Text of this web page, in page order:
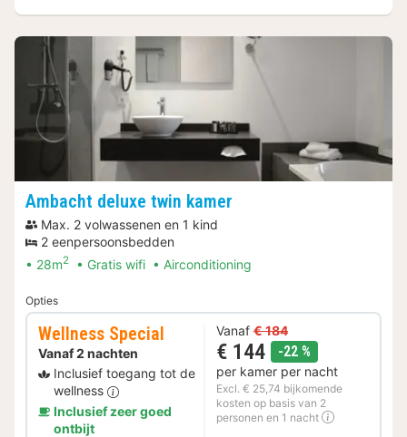
Ambacht deluxe twin kamer
Max. 2 volwassenen en 1 kind
2 eenpersoonsbedden
28m2 Gratis wifi Airconditioning
Opties
Wellness Special
Vanaf 2 nachten
Inclusief toegang tot de
wellness
Inclusief zeer goed
ontbijt
Vanaf € 184
€ 144 -22 %
per kamer per nacht
Excl. € 25,74 bijkomende
kosten op basis van 2
personen en 1 nacht